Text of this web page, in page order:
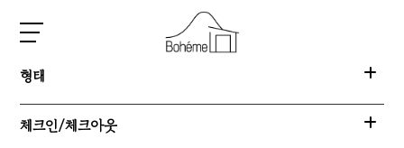
형태
체크인/체크아웃